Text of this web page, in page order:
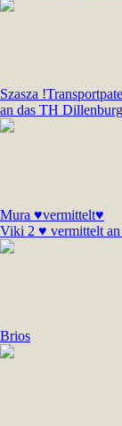
Szasza
an das TH
Mura ♥vermittelt♥
Viki 2 ♥ vermittelt
Brios